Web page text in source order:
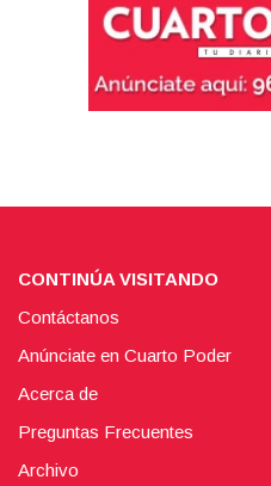
CONTINÚA VISITANDO
Contáctanos
Anúnciate en Cuarto Poder
Acerca de
Preguntas Frecuentes
Archivo